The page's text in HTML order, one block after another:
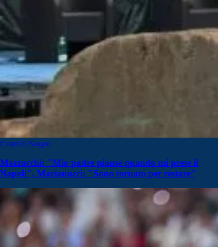
Castel di Sangro
Mazzocchi: "Mio padre pianse quando mi prese il
Napoli", Marianucci: "Sono tornato per restare"